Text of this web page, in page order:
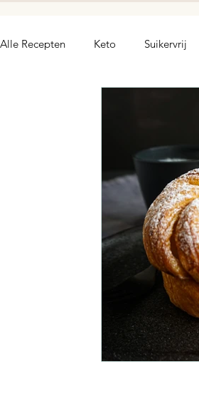
Alle Recepten Keto Suikervrij